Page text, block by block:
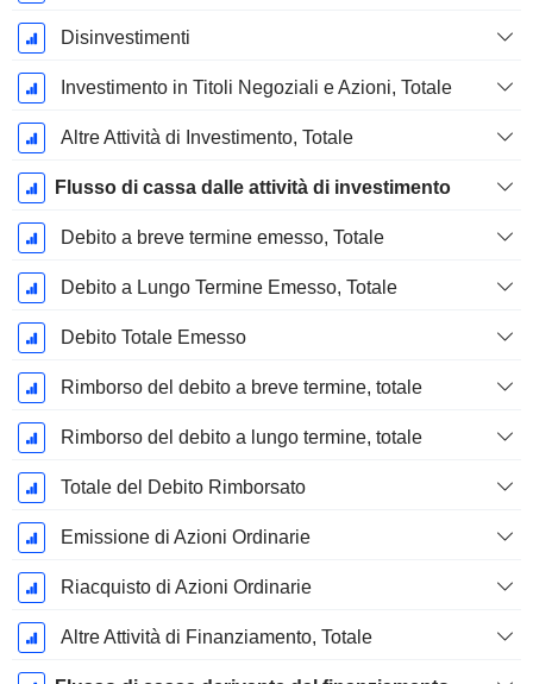
Disinvestimenti
Investimento in Titoli Negoziali e Azioni, Totale
Altre Attività di Investimento, Totale
Flusso di cassa dalle attività di investimento
Debito a breve termine emesso, Totale
Debito a Lungo Termine Emesso, Totale
Debito Totale Emesso
Rimborso del debito a breve termine, totale
Rimborso del debito a lungo termine, totale
Totale del Debito Rimborsato
Emissione di Azioni Ordinarie
Riacquisto di Azioni Ordinarie
Altre Attività di Finanziamento, Totale